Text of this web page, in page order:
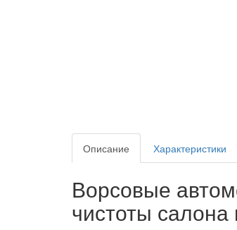
Описание Характеристики
Ворсовые
чистоты салона